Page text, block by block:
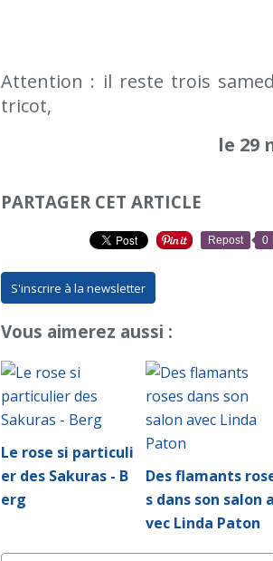
Attention : il reste trois
tricot,
le 29
PARTAGER CET ARTICLE
Repost 0
S'inscrire à la newsletter
Vous aimerez aussi :
Le rose si particuli
er des Sakuras - B
erg
Des flamants
s dans son salon a
vec Linda Paton